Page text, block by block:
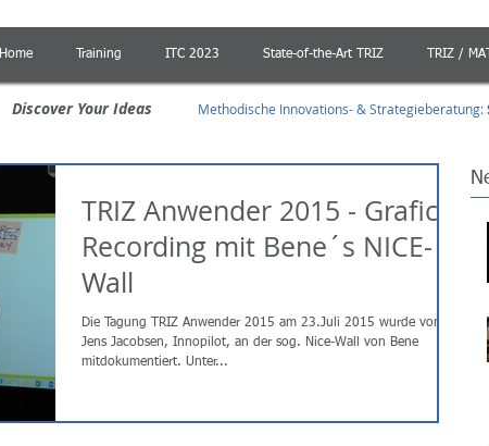
Home Training ITC 2023 State-of-the-Art TRIZ TRIZ /
Discover Your Ideas Methodische Innovations- & Strategieberatung:
TRIZ Anwender 2015 - Grafic
Recording mit Bene´s NICE-
Wall
Die Tagung TRIZ Anwender 2015 am 23.Juli 2015 wurde von
Jens Jacobsen, Innopilot, an der sog. Nice-Wall von Bene
mitdokumentiert. Unter...